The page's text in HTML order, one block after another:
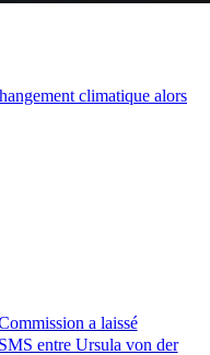
climatique alors
a laissé
entre Ursula von der